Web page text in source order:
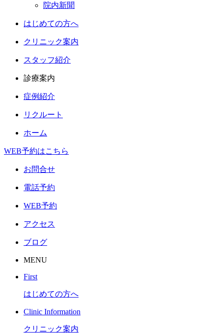
院内新聞
はじめての方へ
クリニック案内
スタッフ紹介
診療案内
症例紹介
リクルート
ホーム
WEB予約はこちら
お問合せ
電話予約
WEB予約
アクセス
ブログ
MENU
First
はじめての方へ
Clinic Information
クリニック案内